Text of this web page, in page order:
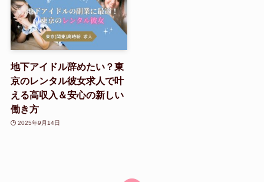
地下アイドル辞めたい？東
京のレンタル彼女求人で叶
える高収入＆安心の新しい
働き方
2025年9月14日